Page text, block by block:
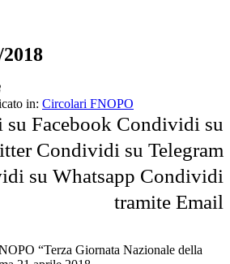
in: Circolari FNOPO
Facebook Condividi su
Condividi su Telegram
su Whatsapp Condividi
tramite Email
“Terza Giornata Nazionale della